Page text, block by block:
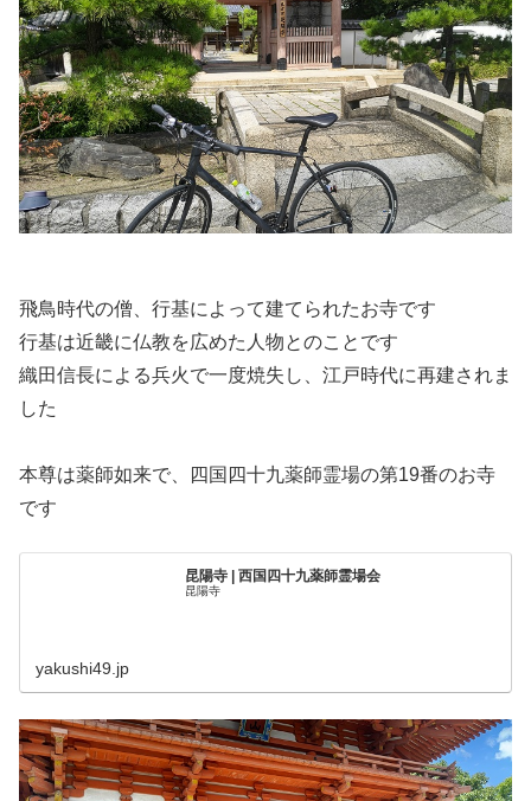
飛鳥時代の僧、行基によって建てられたお寺です
行基は近畿に仏教を広めた人物とのことです
織田信長による兵火で一度焼失し、江戸時代に再建されま
した
本尊は薬師如来で、四国四十九薬師霊場の第19番のお寺
です
昆陽寺 | 西国四十九薬師霊場会
昆陽寺
yakushi49.jp